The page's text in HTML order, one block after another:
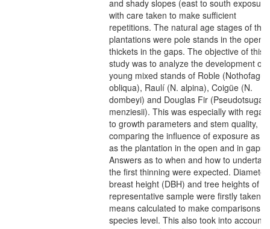
and shady slopes (east to south
with care taken to make sufficient
repetitions. The natural age stages of the
plantations were pole stands in the open
thickets in the gaps. The objective of this
study was to analyze the development of
young mixed stands of Roble (Nothofagus
obliqua), Raulí (N. alpina), Coigüe (N.
dombeyi) and Douglas Fir (Pseudotsuga
menziesii). This was especially with
to growth parameters and stem quality,
comparing the influence of exposure as
as the plantation in the open and in gaps.
Answers as to when and how to
the first thinning were expected.
breast height (DBH) and tree heights of a
representative sample were firstly taken
means calculated to make comparisons
species level. This also took into account